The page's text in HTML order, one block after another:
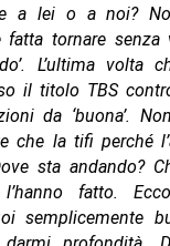
a lei o a noi?
fatta tornare
L’ultima
il titolo TBS
da ‘buona’.
che la tifi perché
sta andando?
l’hanno fatto.
semplicemente